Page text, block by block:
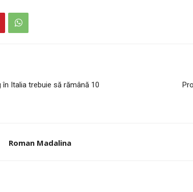
Italia trebuie să rămână 10
Roman Madalina